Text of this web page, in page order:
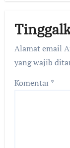
Alamat email
yang wajib
Komentar*